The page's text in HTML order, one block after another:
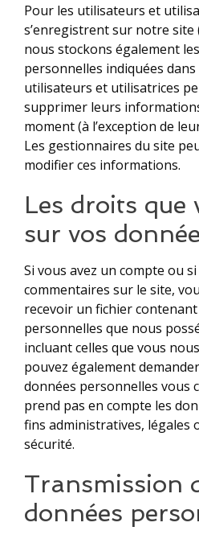
Pour les utilisateurs et
s’enregistrent sur notre site
nous stockons également
personnelles indiquées
utilisateurs et utilisatrices
supprimer leurs
moment (à l’exception de
Les gestionnaires du site
modifier ces informations.
Les droits que
sur vos
Si vous avez un compte ou
commentaires sur le site,
recevoir un fichier
personnelles que nous
incluant celles que vous
pouvez également
données personnelles vous
prend pas en compte les
fins administratives, légales
sécurité.
Transmission
données